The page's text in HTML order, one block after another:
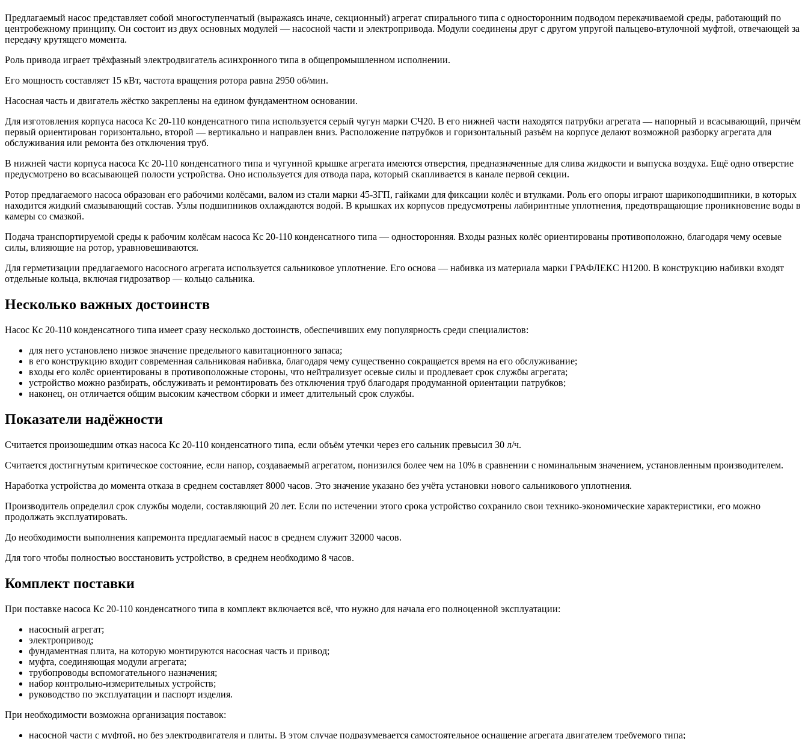
Предлагаемый насос представляет собой многоступенчатый (выражаясь иначе, секционный) агрегат спирального типа с односторонним подводом перекачиваемой среды, работающий по
центробежному принципу. Он состоит из двух основных модулей — насосной части и электропривода. Модули соединены друг с другом упругой пальцево-втулочной муфтой, отвечающей за
передачу крутящего момента.
Роль привода играет трёхфазный электродвигатель асинхронного типа в общепромышленном исполнении.
Его мощность составляет 15 кВт, частота вращения ротора равна 2950 об/мин.
Насосная часть и двигатель жёстко закреплены на едином фундаментном основании.
Для изготовления корпуса насоса Кс 20-110 конденсатного типа используется серый чугун марки СЧ20. В его нижней части находятся патрубки агрегата — напорный и всасывающий, причём
первый ориентирован горизонтально, второй — вертикально и направлен вниз. Расположение патрубков и горизонтальный разъём на корпусе делают возможной разборку агрегата для
обслуживания или ремонта без отключения труб.
В нижней части корпуса насоса Кс 20-110 конденсатного типа и чугунной крышке агрегата имеются отверстия, предназначенные для слива жидкости и выпуска воздуха. Ещё одно отверстие
предусмотрено во всасывающей полости устройства. Оно используется для отвода пара, который скапливается в канале первой секции.
Ротор предлагаемого насоса образован его рабочими колёсами, валом из стали марки 45-3ГП, гайками для фиксации колёс и втулками. Роль его опоры играют шарикоподшипники, в которых
находится жидкий смазывающий состав. Узлы подшипников охлаждаются водой. В крышках их корпусов предусмотрены лабиринтные уплотнения, предотвращающие проникновение воды в
камеры со смазкой.
Подача транспортируемой среды к рабочим колёсам насоса Кс 20-110 конденсатного типа — односторонняя. Входы разных колёс ориентированы противоположно, благодаря чему осевые
силы, влияющие на ротор, уравновешиваются.
Для герметизации предлагаемого насосного агрегата используется сальниковое уплотнение. Его основа — набивка из материала марки ГРАФЛЕКС Н1200. В конструкцию набивки входят
отдельные кольца, включая гидрозатвор — кольцо сальника.
Несколько важных достоинств
Насос Кс 20-110 конденсатного типа имеет сразу несколько достоинств, обеспечивших ему популярность среди специалистов:
для него установлено низкое значение предельного кавитационного запаса;
в его конструкцию входит современная сальниковая набивка, благодаря чему существенно сокращается время на его обслуживание;
входы его колёс ориентированы в противоположные стороны, что нейтрализует осевые силы и продлевает срок службы агрегата;
устройство можно разбирать, обслуживать и ремонтировать без отключения труб благодаря продуманной ориентации патрубков;
наконец, он отличается общим высоким качеством сборки и имеет длительный срок службы.
Показатели надёжности
Считается произошедшим отказ насоса Кс 20-110 конденсатного типа, если объём утечки через его сальник превысил 30 л/ч.
Считается достигнутым критическое состояние, если напор, создаваемый агрегатом, понизился более чем на 10% в сравнении с номинальным значением, установленным производителем.
Наработка устройства до момента отказа в среднем составляет 8000 часов. Это значение указано без учёта установки нового сальникового уплотнения.
Производитель определил срок службы модели, составляющий 20 лет. Если по истечении этого срока устройство сохранило свои технико-экономические характеристики, его можно
продолжать эксплуатировать.
До необходимости выполнения капремонта предлагаемый насос в среднем служит 32000 часов.
Для того чтобы полностью восстановить устройство, в среднем необходимо 8 часов.
Комплект поставки
При поставке насоса Кс 20-110 конденсатного типа в комплект включается всё, что нужно для начала его полноценной эксплуатации:
насосный агрегат;
электропривод;
фундаментная плита, на которую монтируются насосная часть и привод;
муфта, соединяющая модули агрегата;
трубопроводы вспомогательного назначения;
набор контрольно-измерительных устройств;
руководство по эксплуатации и паспорт изделия.
При необходимости возможна организация поставок:
насосной части с муфтой, но без электродвигателя и плиты. В этом случае подразумевается самостоятельное оснащение агрегата двигателем требуемого типа;